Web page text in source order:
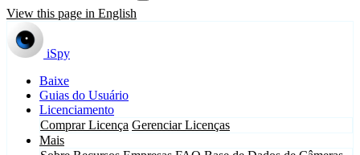
View this page in English
iSpy
Baixe
Guias do Usuário
Licenciamento
Comprar Licença Gerenciar Licenças
Mais